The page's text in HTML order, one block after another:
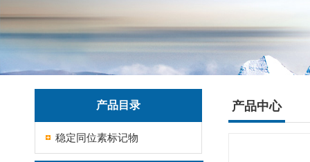
产品目录
稳定同位素标记物
产品中心